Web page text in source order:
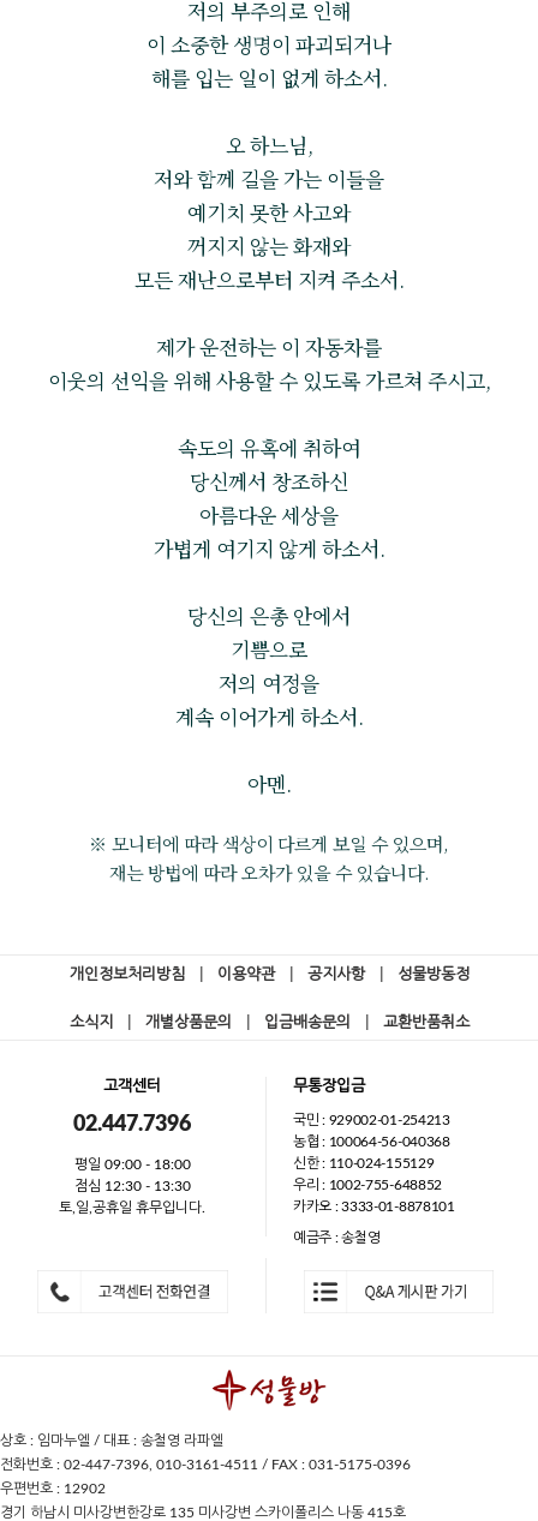
저의 부주의로 인해
이 소중한 생명이 파괴되거나
해를 입는 일이 없게 하소서.
오 하느님,
저와 함께 길을 가는 이들을
예기치 못한 사고와
꺼지지 않는 화재와
모든 재난으로부터 지켜 주소서.
제가 운전하는 이 자동차를
이웃의 선익을 위해 사용할 수 있도록 가르쳐 주시고,
속도의 유혹에 취하여
당신께서 창조하신
아름다운 세상을
가볍게 여기지 않게 하소서.
당신의 은총 안에서
기쁨으로
저의 여정을
계속 이어가게 하소서.
아멘.
※ 모니터에 따라 색상이 다르게 보일 수 있으며,
재는 방법에 따라 오차가 있을 수 있습니다.
개인정보처리방침 이용약관 공지사항 성물방동정
소식지 개별상품문의 입금배송문의 교환반품취소
고객센터
02.447.7396
평일 09:00 - 18:00
점심 12:30 - 13:30
토,일,공휴일 휴무입니다.
무통장입금
국민 : 929002-01-254213
농협 : 100064-56-040368
신한 : 110-024-155129
우리 : 1002-755-648852
카카오 : 3333-01-8878101
예금주 : 송철영
상호 : 임마누엘 / 대표 : 송철영 라파엘
전화번호 : 02-447-7396, 010-3161-4511 / FAX : 031-5175-0396
우편번호 : 12902
경기 하남시 미사강변한강로 135 미사강변 스카이폴리스 나동 415호